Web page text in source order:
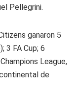
Pellegrini.
ganaron 5
3 FA Cup; 6
League,
de